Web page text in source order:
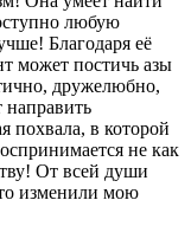
любую
Благодаря её
может постичь азы
дружелюбно,
похвала, в которой
не как
От всей души
изменили мою